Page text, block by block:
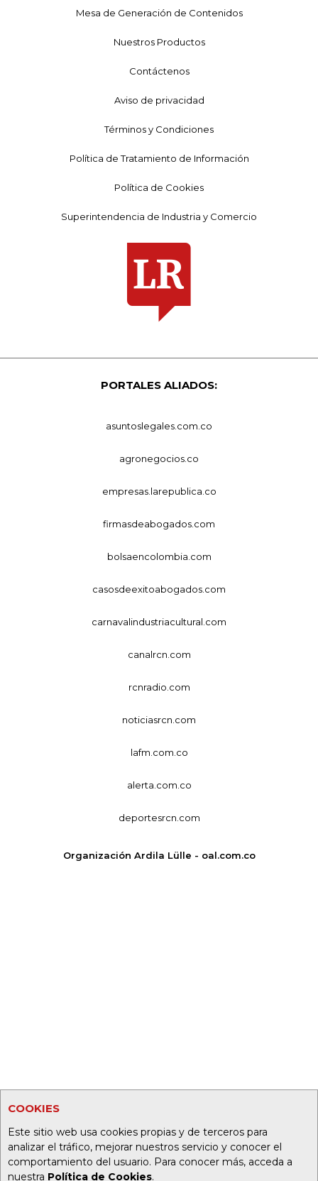
COOKIES
Este sitio web usa cookies propias y de terceros para
analizar el tráfico, mejorar nuestros servicio y conocer el
comportamiento del usuario. Para conocer más, acceda a
nuestra Política de Cookies.
Mesa de Generación de Contenidos
Nuestros Productos
Contáctenos
Aviso de privacidad
Términos y Condiciones
Política de Tratamiento de Información
Política de Cookies
Superintendencia de Industria y Comercio
PORTALES ALIADOS:
asuntoslegales.com.co
agronegocios.co
empresas.larepublica.co
firmasdeabogados.com
bolsaencolombia.com
casosdeexitoabogados.com
carnavalindustriacultural.com
canalrcn.com
rcnradio.com
noticiasrcn.com
lafm.com.co
alerta.com.co
deportesrcn.com
Organización Ardila Lülle - oal.com.co